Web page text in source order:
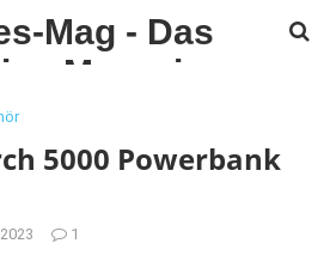
Mag - Das
Magazin
5000 Powerbank
1